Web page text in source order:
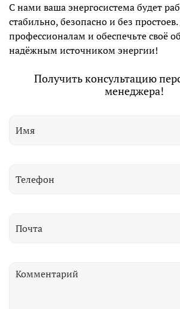
С нами ваша энергосистема будет
стабильно, безопасно и без
профессионалам и обеспечьте своё
надёжным источником энергии!
Получить консультацию
менеджера!